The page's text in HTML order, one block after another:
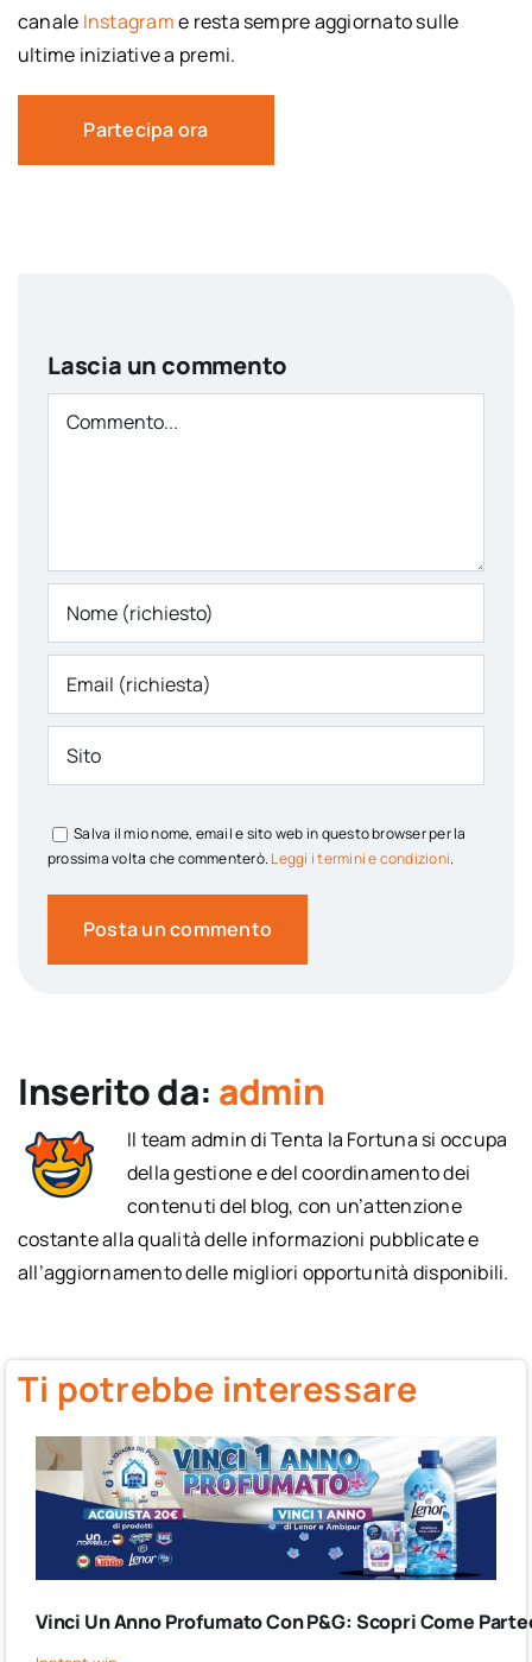
canale Instagrame resta sempre aggiornato sulle
ultime iniziative a premi.
Partecipa ora
Lascia un commento
Comment
Salva il mio nome, email e sito web in questo browser per la
prossima volta che commenterò. Leggi i termini e condizioni.
Inserito da: admin
Il team admin di Tenta la Fortuna si occupa
della gestione e del coordinamento dei
contenuti del blog, con un’attenzione
costante alla qualità delle informazioni pubblicate e
all’aggiornamento delle migliori opportunità disponibili.
Ti potrebbe interessare
Vinci Un Anno Profumato Con P&G: Scopri Come